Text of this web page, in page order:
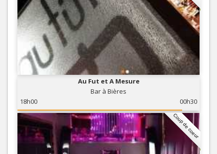
Au Fut et A Mesure
Bar à Bières
18h00
00h30
Coup de coeur